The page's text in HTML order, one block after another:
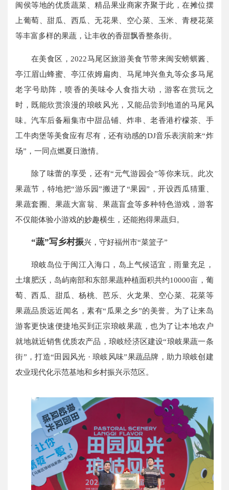
闽侯等地的优质蔬菜、精品果业商家齐聚于此，在摊位摆
上葡萄、甜瓜、西瓜、无花果、空心菜、玉米、青梗花菜
等丰富多样的果蔬，让丰收的香甜飘香整条街。
在美食区，2022马尾区旅游美食节带来闽安螃蜞酱、
亭江眉山蜂蜜、亭江依姆扁肉、马尾坤兴鱼丸等众多马尾
老字号助阵，喷香的美味令人食指大动，游客在赏玩之
时，既能欣赏浪漫的琅岐风光，又能品尝到地道的马尾风
味。汽车后备厢集市中甜品铺、炸串、老香港柠檬茶、手
工牛肉堡等美食应有尽有，还有动感的DJ音乐表演前来“炸
场”，一同点燃夏日激情。
除了味蕾的享受，还有“元气游园会”等你来玩。此次
果蔬节，特地把“游乐园”搬进了“果园”，开设西瓜猜重、
果蔬套圈、果蔬大富翁、果蔬盲盒等多种特色游戏，游客
不仅能体验小游戏的妙趣横生，还能抱得果蔬归。
“蔬”写乡村振兴，守好福州市“菜篮子”
琅岐岛位于闽江入海口，岛上气候适宜，雨量充足，
土壤肥沃，岛屿南部和东部果蔬种植面积共约10000亩，葡
萄、西瓜、甜瓜、杨桃、芭乐、火龙果、空心菜、花菜等
果蔬品质远近闻名，素有“瓜果之乡”的美誉。为了让来岛
游客更快速便捷地买到正宗琅岐果蔬，也为了让本地农户
就地就近销售优质农产品，琅岐经济区建设“琅岐果蔬一条
街”，打造“田园风光 · 琅岐风味”果蔬品牌，助力琅岐创建
农业现代化示范基地和乡村振兴示范区。